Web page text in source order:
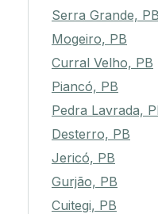
Cuité, PB
Serra Grande, PB
Mogeiro, PB
Curral Velho, PB
Piancó, PB
Pedra Lavrada, PB
Desterro, PB
Jericó, PB
Gurjão, PB